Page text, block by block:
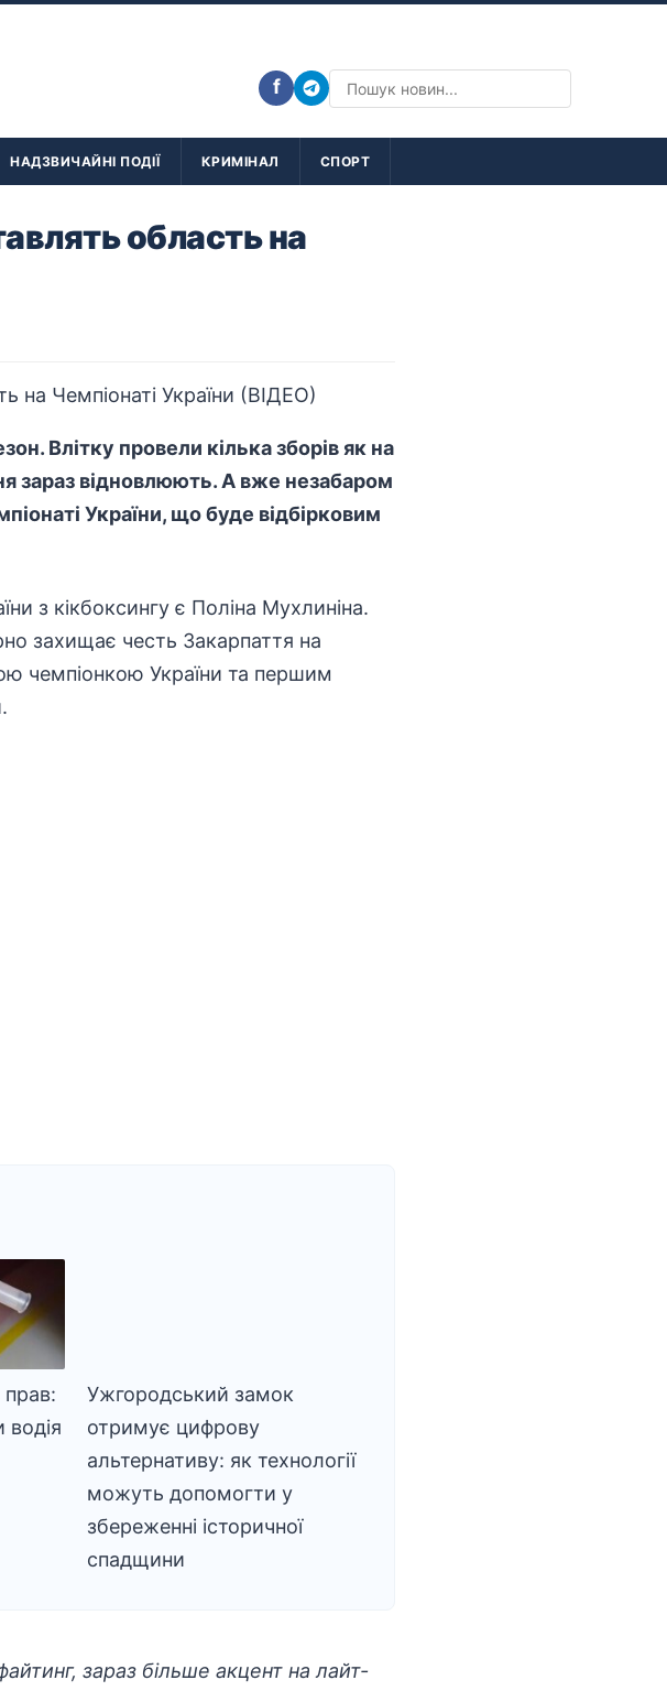
f
НАДЗВИЧАЙНІ ПОДІЇ КРИМІНАЛ СПОРТ
область на
Влітку провели кілька зборів як на
зараз відновлюють. А вже незабаром
України, що буде відбірковим
з кікбоксингу є Поліна Мухлиніна.
захищає честь Закарпаття на
чемпіонкою України та першим
водія
Ужгородський замок
отримує цифрову
альтернативу: як технології
можуть допомогти у
збереженні історичної
спадщини
зараз більше акцент на лайт-